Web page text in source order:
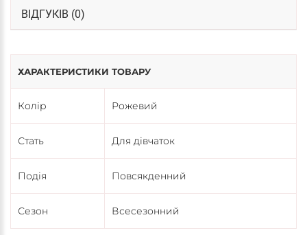
ВІДГУКІВ (0)
ХАРАКТЕРИСТИКИ ТОВАРУ
Колір Рожевий
Стать Для дівчаток
Подія Повсякденний
Сезон Всесезонний